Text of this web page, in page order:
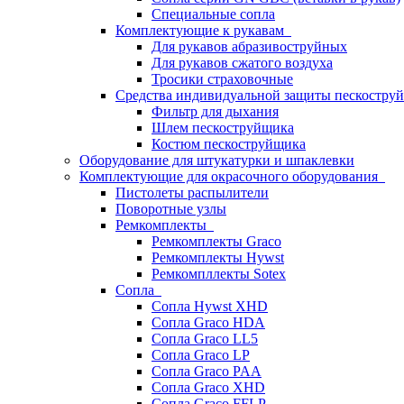
Специальные сопла
Комплектующие к рукавам
Для рукавов абразивоструйных
Для рукавов сжатого воздуха
Тросики страховочные
Средства индивидуальной защиты
Фильтр для дыхания
Шлем пескоструйщика
Костюм пескоструйщика
Оборудование для штукатурки и шпаклевки
Комплектующие для окрасочного оборудования
Пистолеты распылители
Поворотные узлы
Ремкомплекты
Ремкомплекты Graco
Ремкомплекты Hywst
Ремкомпллекты Sotex
Сопла
Сопла Hywst XHD
Сопла Graco HDA
Сопла Graco LL5
Сопла Graco LP
Сопла Graco PAA
Сопла Graco XHD